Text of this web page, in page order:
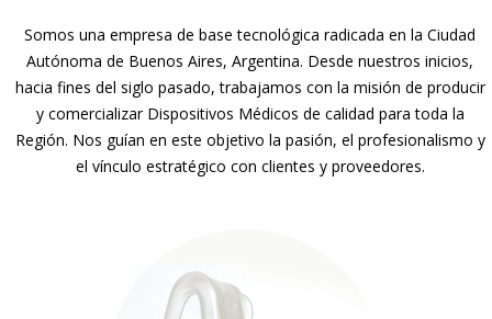
Somos una empresa de base tecnológica radicada en la Ciudad
Autónoma de Buenos Aires, Argentina. Desde nuestros inicios,
hacia fines del siglo pasado, trabajamos con la misión de producir
y comercializar Dispositivos Médicos de calidad para toda la
Región. Nos guían en este objetivo la pasión, el profesionalismo y
el vínculo estratégico con clientes y proveedores.